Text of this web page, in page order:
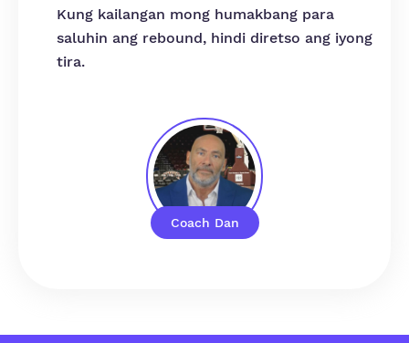
Coach Dan
Kung kailangan mong humakbang para
saluhin ang rebound, hindi diretso ang iyong
tira.